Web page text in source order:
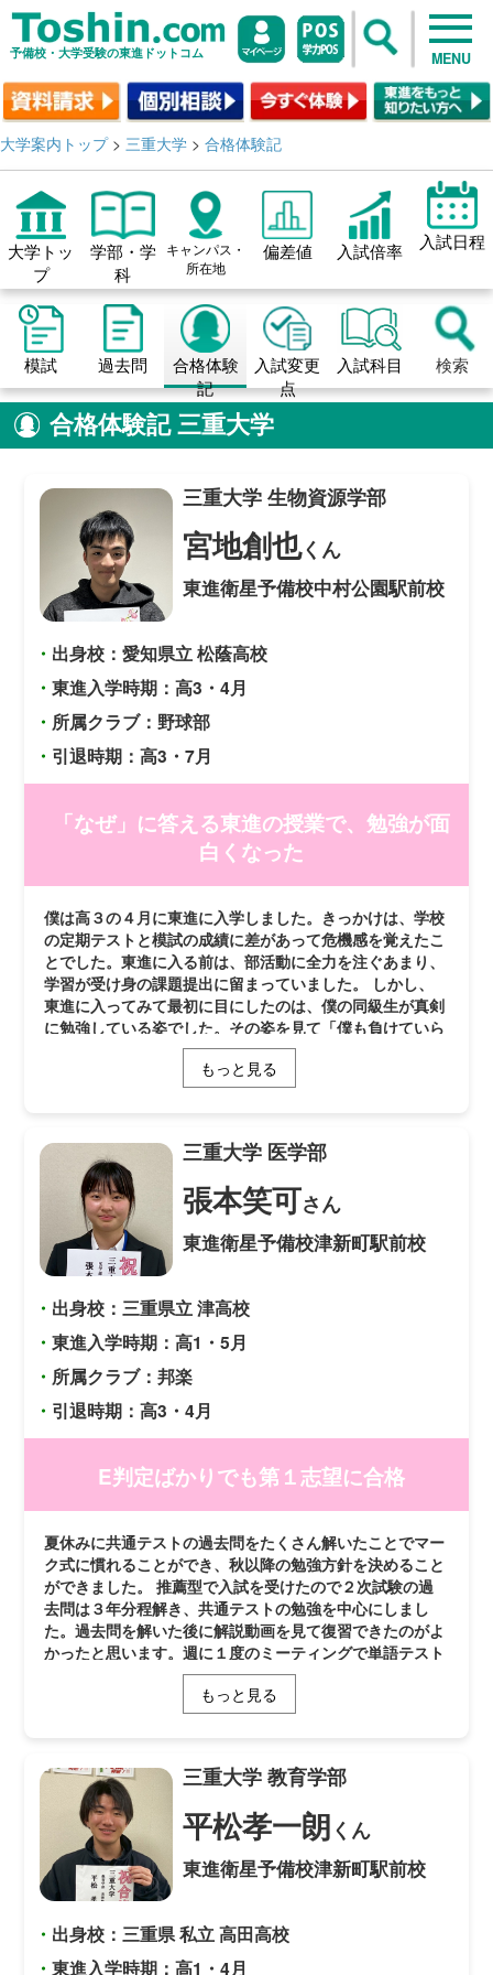
予備校・大学受験の東進ドットコム MENU
大学案内トップ> 三重大学 > 合格体験記
大学トッ
プ
学部・学
科
キャンパス・
所在地
偏差値 入試倍率 入試日程
模試 過去問
合格体験
記
入試変更
点
入試科目 検索
合格体験記 三重大学
三重大学生物資源学部
宮地創也くん
東進衛星予備校中村公園駅前校
・ 出身校：愛知県立 松蔭高校
・東進入学時期：高3・4月
・ 所属クラブ：野球部
・ 引退時期：高3・7月
「なぜ」に答える東進の授業で、勉強が面
白くなった
僕は高３の４月に東進に入学しました。きっかけは、学校
の定期テストと模試の成績に差があって危機感を覚えたこ
とでした。東進に入る前は、部活動に全力を注ぐあまり、
学習が受け身の課題提出に留まっていました。 しかし、
東進に入ってみて最初に目にしたのは、僕の同級生が真剣
に勉強している姿でした。その姿を見て「僕も負けていら
れない」と闘志が湧いたのです。その後は、東進にできる
限り登校して勉強することで、勉強を習慣化できました。
東進に入って１番良かったと思う点は、映像による授業の
による授業では、「なぜそうなのか」に答える丁寧な説明
や、生徒の好奇心を引き出す話が盛りだくさんでした。そ
のおかげで、勉強が面白いものになりました。 また、東
進が力を入れているものとして過去問演習があります。僕
は最初、過去問をどのように利用してよいかわかりません
でした。しかし、東進のわかりやすい解説動画のおかげ
で、僕のレベルアップに大きく役立てることができまし
とが１番です。ただ、点数が取れなくても「本番でなくて
よかった」と前向きにとらえて１問ずつ振り返ってみてく
ださい。「あの時、間違えたから本番良い点が取れた」と
笑うことができる日が来ると思います。嬉しい時もつらい
時もあるとは思いますが、悔いのないように受験勉強をが
んばってください。
もっと見る
三重大学医学部
張本笑可さん
東進衛星予備校津新町駅前校
・ 出身校：三重県立 津高校
・東進入学時期：高1・5月
・ 所属クラブ：邦楽
・ 引退時期：高3・4月
E判定ばかりでも第１志望に合格
夏休みに共通テストの過去問をたくさん解いたことでマー
ク式に慣れることができ、秋以降の勉強方針を決めること
ができました。 推薦型で入試を受けたので２次試験の過
去問は３年分程解き、共通テストの勉強を中心にしまし
た。過去問を解いた後に解説動画を見て復習できたのがよ
かったと思います。週に１度のミーティングで単語テスト
をコツコツ重ねたので、単語が身に付き古文を読むスピー
ドが速くなり、本番でも高得点を取れました。また、みん
なで分からない問題を教えたり、他愛もない会話をする時
しましたが、模試でA判定をとったことはなくE判定ばか
りでした。それでもあきらめずに合格をつかみ取ることが
できたので、模試の判定が悪くてもあきらめずに頑張って
ほしいです。
もっと見る
三重大学教育学部
平松孝一朗くん
東進衛星予備校津新町駅前校
・ 出身校：三重県 私立 高田高校
・東進入学時期：高1・4月